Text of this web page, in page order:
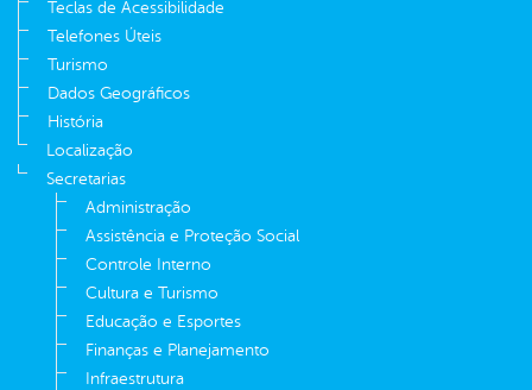
Teclas de Acessibilidade
Telefones Úteis
Turismo
Dados Geográficos
História
Localização
Secretarias
Administração
Assistência e Proteção Social
Controle Interno
Cultura e Turismo
Educação e Esportes
Finanças e Planejamento
Infraestrutura